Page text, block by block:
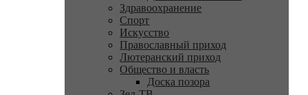
Здравоохранение
Спорт
Искусство
Православный приход
Лютеранский приход
Общество и власть
Доска позора